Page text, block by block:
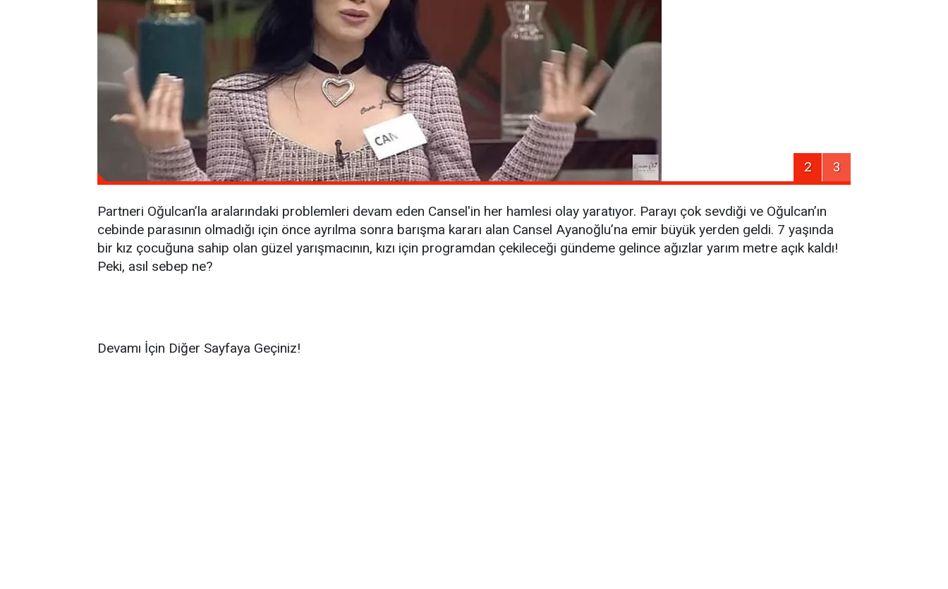
2 3
Partneri Oğulcan’la aralarındaki problemleri devam eden Cansel'in her hamlesi olay yaratıyor. Parayı çok sevdiği ve Oğulcan’ın
cebinde parasının olmadığı için önce ayrılma sonra barışma kararı alan Cansel Ayanoğlu’na emir büyük yerden geldi. 7 yaşında
bir kız çocuğuna sahip olan güzel yarışmacının, kızı için programdan çekileceği gündeme gelince ağızlar yarım metre açık kaldı!
Peki, asıl sebep ne?
Devamı İçin Diğer Sayfaya Geçiniz!